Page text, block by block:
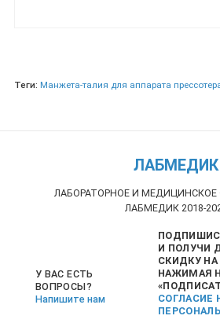
Теги: Манжета-талия для аппарата
ЛАБМЕДИК
ЛАБОРАТОРНОЕ И
ЛАБМЕДИК 2018-
У ВАС ЕСТЬ
ВОПРОСЫ?
Напишите нам
И ПОЛУЧИ
СКИДКУ
НАЖИМАЯ
СОГЛАСИЕ